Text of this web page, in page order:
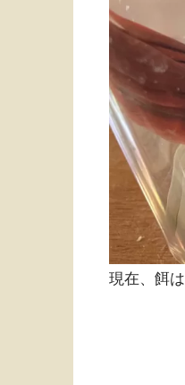
現在、餌は